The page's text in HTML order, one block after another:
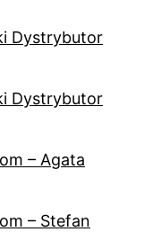
Dystrybutor
Dystrybutor
– Agata
– Stefan